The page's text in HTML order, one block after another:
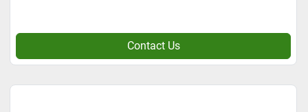
Contact Us